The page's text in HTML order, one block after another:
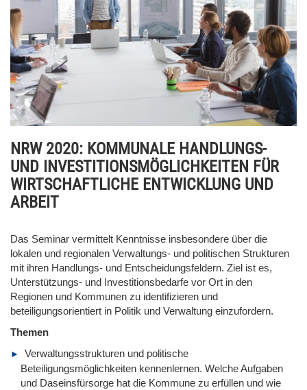
NRW 2020: KOMMUNALE HANDLUNGS-
UND INVESTITIONSMÖGLICHKEITEN FÜR
WIRTSCHAFTLICHE ENTWICKLUNG UND
ARBEIT
Das Seminar vermittelt Kenntnisse insbesondere über die
lokalen und regionalen Verwaltungs- und politischen Strukturen
mit ihren Handlungs- und Entscheidungsfeldern. Ziel ist es,
Unterstützungs- und Investitionsbedarfe vor Ort in den
Regionen und Kommunen zu identifizieren und
beteiligungsorientiert in Politik und Verwaltung einzufordern.
Themen
Verwaltungsstrukturen und politische
Beteiligungsmöglichkeiten kennenlernen. Welche Aufgaben
und Daseinsfürsorge hat die Kommune zu erfüllen und wie